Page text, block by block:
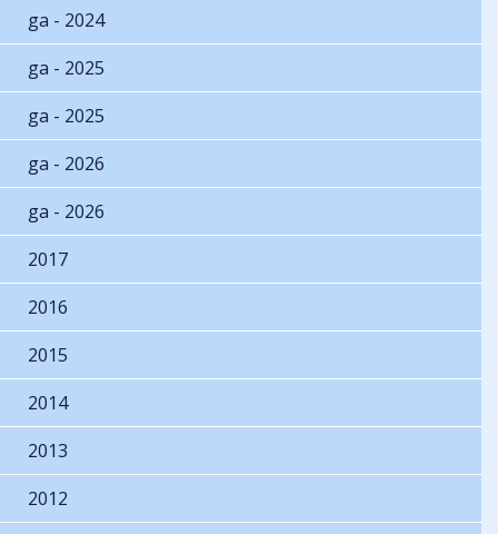
ga - 2024
ga - 2025
ga - 2025
ga - 2026
ga - 2026
2017
2016
2015
2014
2013
2012